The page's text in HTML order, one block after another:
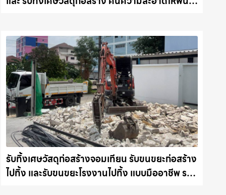
รับทิ้งเศษวัสดุก่อสร้างจอมเทียน รับขนขยะก่อสร้าง
ไปทิ้ง และรับขนขยะโรงงานไปทิ้ง แบบมืออาชีพ รถ